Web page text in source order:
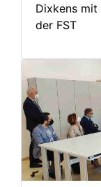
Dixkens mit
der FST